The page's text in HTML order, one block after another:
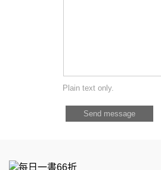
Plain text only.